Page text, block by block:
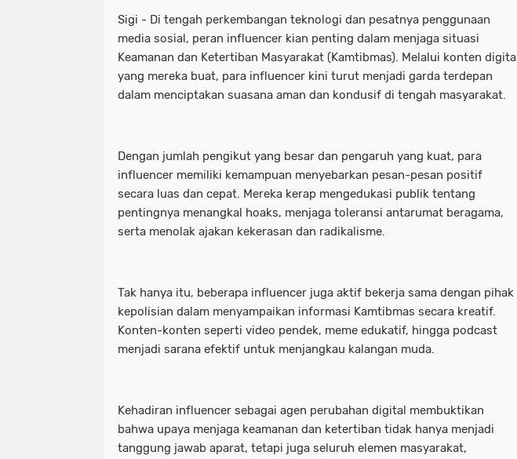
Sigi - Di tengah perkembangan teknologi dan pesatnya penggunaan
media sosial, peran influencer kian penting dalam menjaga situasi
Keamanan dan Ketertiban Masyarakat (Kamtibmas). Melalui konten digital
yang mereka buat, para influencer kini turut menjadi garda terdepan
dalam menciptakan suasana aman dan kondusif di tengah masyarakat.
Dengan jumlah pengikut yang besar dan pengaruh yang kuat, para
influencer memiliki kemampuan menyebarkan pesan-pesan positif
secara luas dan cepat. Mereka kerap mengedukasi publik tentang
pentingnya menangkal hoaks, menjaga toleransi antarumat beragama,
serta menolak ajakan kekerasan dan radikalisme.
Tak hanya itu, beberapa influencer juga aktif bekerja sama dengan pihak
kepolisian dalam menyampaikan informasi Kamtibmas secara kreatif.
Konten-konten seperti video pendek, meme edukatif, hingga podcast
menjadi sarana efektif untuk menjangkau kalangan muda.
Kehadiran influencer sebagai agen perubahan digital membuktikan
bahwa upaya menjaga keamanan dan ketertiban tidak hanya menjadi
tanggung jawab aparat, tetapi juga seluruh elemen masyarakat,